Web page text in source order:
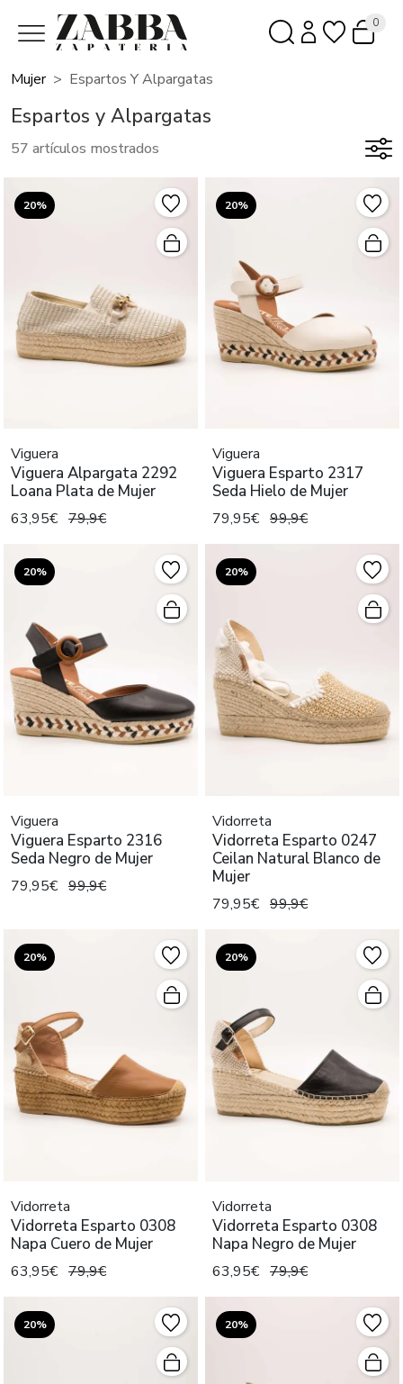
0
Mujer Espartos Y Alpargatas
Espartos y Alpargatas
57 artículos mostrados
20%
Viguera
Viguera Alpargata 2292
Loana Plata de Mujer
63,95€ 79,9€
20%
Viguera
Viguera Esparto 2317
Seda Hielo de Mujer
79,95€ 99,9€
20%
Viguera
Viguera Esparto 2316
Seda Negro de Mujer
79,95€ 99,9€
20%
Vidorreta
Vidorreta Esparto 0247
Ceilan Natural Blanco de
Mujer
79,95€ 99,9€
20%
Vidorreta
Vidorreta Esparto 0308
Napa Cuero de Mujer
63,95€ 79,9€
20%
Vidorreta
Vidorreta Esparto 0308
Napa Negro de Mujer
63,95€ 79,9€
20% 20%